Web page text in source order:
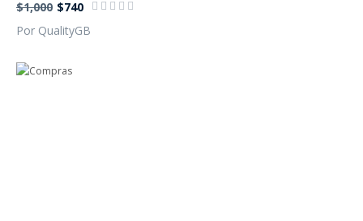
$1,000 $740
Por QualityGB